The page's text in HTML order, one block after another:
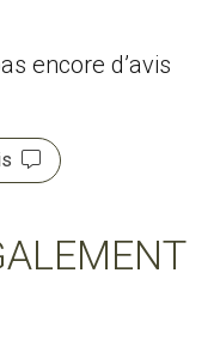
encore d’avis